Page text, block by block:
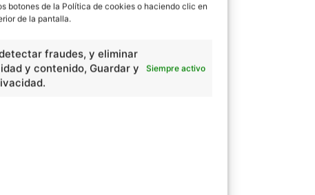
botones de la Política de cookies o haciendo clic en
de la pantalla.
fraudes, y eliminar
y contenido, Guardar y
Siempre activo